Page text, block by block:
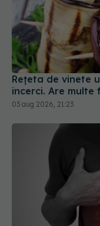
Rețeta de vinete
încerci. Are multe
03 aug 2026, 21:23